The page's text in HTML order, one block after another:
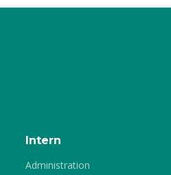
Intern
Administration